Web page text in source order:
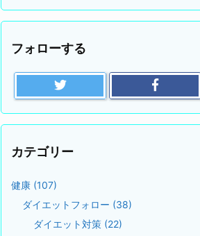
フォローする
カテゴリー
健康 (107)
ダイエットフォロー (38)
ダイエット対策 (22)